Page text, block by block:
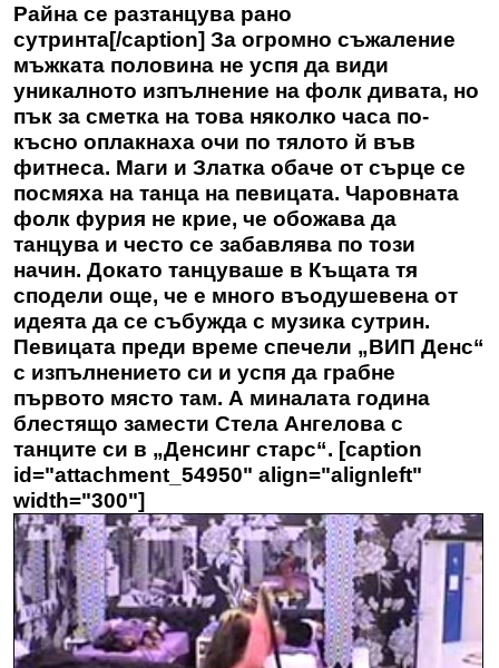
Райна се разтанцува рано
сутринта[/caption] За огромно съжаление
мъжката половина не успя да види
уникалното изпълнение на фолк дивата, но
пък за сметка на това няколко часа по-
късно оплакнаха очи по тялото й във
фитнеса. Маги и Златка обаче от сърце се
посмяха на танца на певицата. Чаровната
фолк фурия не крие, че обожава да
танцува и често се забавлява по този
начин. Докато танцуваше в Къщата тя
сподели още, че е много въодушевена от
идеята да се събужда с музика сутрин.
Певицата преди време спечели „ВИП Денс“
с изпълнението си и успя да грабне
първото място там. А миналата година
блестящо замести Стела Ангелова с
танците си в „Денсинг старс“. [caption
id="attachment_54950" align="alignleft"
width="300"]